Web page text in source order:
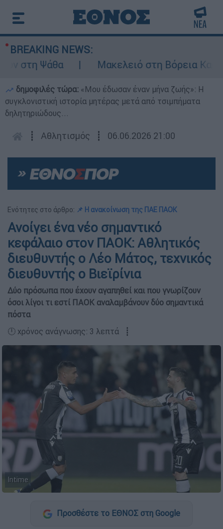
BREAKING NEWS:
Ψάθα
Μακελειό στη Βόρεια
δημοφιλές τώρα: «Μου έδωσαν έναν μήνα ζωής»: Η
συγκλονιστική ιστορία μητέρας μετά από τσιμπήματα
δηλητηριώδους...
┋ Αθλητισμός ┋ 06.06.2026 21:00
Ενότητες στο άρθρο: 📌 Η ανακοίνωση της ΠΑΕ ΠΑΟΚ
Ανοίγει ένα νέο σημαντικό
κεφάλαιο στον ΠΑΟΚ: Αθλητικός
διευθυντής ο Λέο Μάτος, τεχνικός
διευθυντής ο Βιεϊρίνια
Δύο πρόσωπα που έχουν αγαπηθεί και που γνωρίζουν
όσοι λίγοι τι εστί ΠΑΟΚ αναλαμβάνουν δύο σημαντικά
πόστα
🕛 χρόνος ανάγνωσης: 3 λεπτά ┋
Intime
Προσθέστε το ΕΘΝΟΣ στη Google